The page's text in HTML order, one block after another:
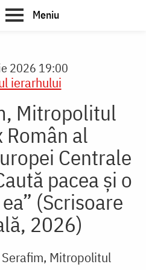
Meniu
2026 19:00
ierarhului
Mitropolitul
al
Centrale
pacea și o
(Scrisoare
2026)
Mitropolitul